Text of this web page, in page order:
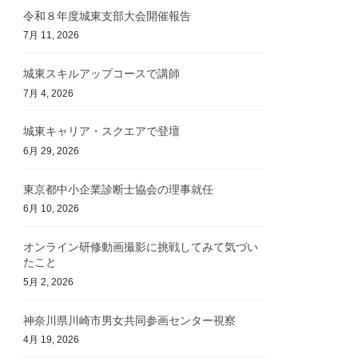
令和８年度城東支部大会開催報告
7月 11, 2026
城東スキルアップコースで講師
7月 4, 2026
城東キャリア・スクエアで登壇
6月 29, 2026
東京都中小企業診断士協会の理事就任
6月 10, 2026
オンライン研修動画撮影に挑戦してみて気づい
たこと
5月 2, 2026
神奈川県川崎市男女共同参画センター視察
4月 19, 2026